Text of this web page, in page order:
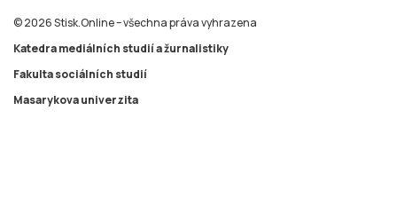
© 2026 Stisk.Online – všechna práva vyhrazena
Katedra mediálních studií a žurnalistiky
Fakulta sociálních studií
Masarykova univerzita